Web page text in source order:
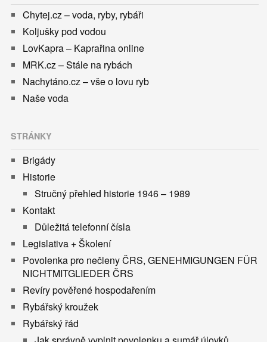
Chytej.cz – voda, ryby, rybáři
Koljušky pod vodou
LovKapra – Kaprařina online
MRK.cz – Stále na rybách
Nachytáno.cz – vše o lovu ryb
Naše voda
STRÁNKY
Brigády
Historie
Stručný přehled historie 1946 – 1989
Kontakt
Důležitá telefonní čísla
Legislativa + Školení
Povolenka pro nečleny ČRS, GENEHMIGUNGEN FÜR
NICHTMITGLIEDER ČRS
Revíry pověřené hospodařením
Rybářský kroužek
Rybářský řád